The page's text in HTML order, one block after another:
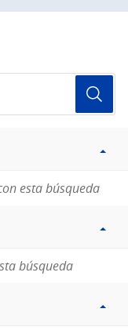
esta búsqueda
búsqueda